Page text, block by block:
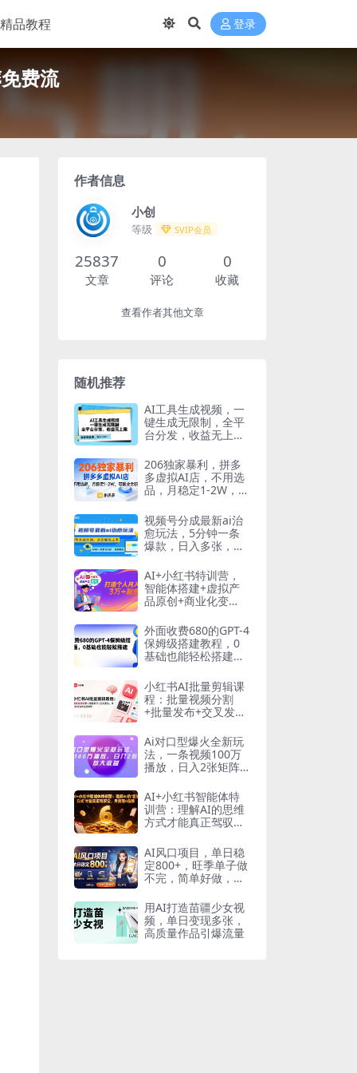
精品教程 登录
费流
作者信息
小创
等级 SVIP会员
25837
文章
0
评论
0
收藏
查看作者其他文章
随机推荐
AI工具生成视频，一
键生成无限制，全平
台分发，收益无上
206独家暴利，拼多
多虚拟AI店，不用选
品，月稳定1-2W，可
视频号分成最新ai治
愈玩法，5分钟一条
爆款，日入多张，小
AI+小红书特训营，
智能体搭建+虚拟产
品原创+商业化变
万+副业
外面收费680的GPT-4
保姆级搭建教程，0
基础也能轻松搭建
小红书AI批量剪辑课
程：批量视频分割
+批量发布+交叉发
提效
Ai对口型爆火全新玩
法，一条视频100万
播放，日入2张矩阵
AI+小红书智能体特
训营：理解AI的思维
方式才能真正驾驭
AI风口项目，单日稳
定800+，旺季单子做
不完，简单好做，提
用AI打造苗疆少女视
频，单日变现多张，
高质量作品引爆流量